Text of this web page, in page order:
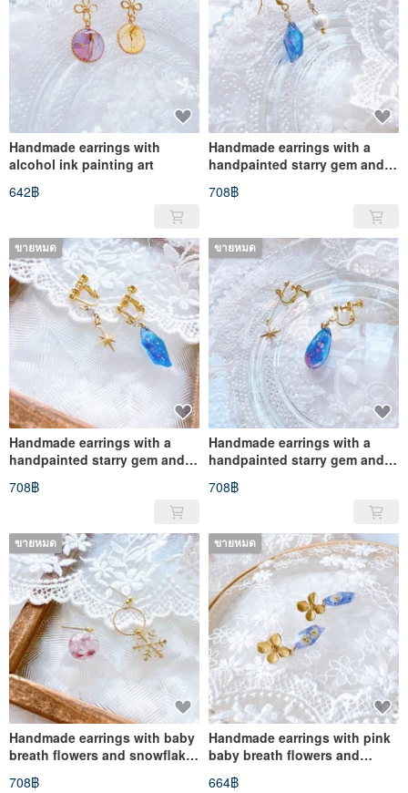
Handmade earrings with
alcohol ink painting art
642฿
Handmade earrings with a
handpainted starry gem and a
star charm
708฿
ขายหมด
Handmade earrings with a
handpainted starry gem and a
star charm
708฿
ขายหมด
Handmade earrings with a
handpainted starry gem and a
star charm
708฿
ขายหมด
Handmade earrings with baby
breath flowers and snowflake
charm
708฿
ขายหมด
Handmade earrings with pink
baby breath flowers and
snowflake charm
664฿